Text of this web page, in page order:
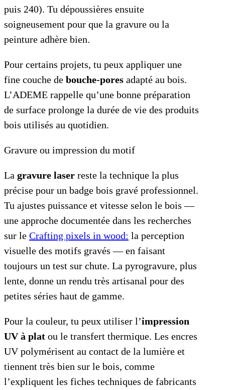
puis 240). Tu dépoussières ensuite
soigneusement pour que la gravure ou la
peinture adhère bien.
Pour certains projets, tu peux appliquer une
fine couche de bouche-pores adapté au bois.
L’ADEME rappelle qu’une bonne préparation
de surface prolonge la durée de vie des produits
bois utilisés au quotidien.
Gravure ou impression du motif
La gravure laser reste la technique la plus
précise pour un badge bois gravé professionnel.
Tu ajustes puissance et vitesse selon le bois —
une approche documentée dans les recherches
sur le Crafting pixels in wood: la perception
visuelle des motifs gravés — en faisant
toujours un test sur chute. La pyrogravure, plus
lente, donne un rendu très artisanal pour des
petites séries haut de gamme.
Pour la couleur, tu peux utiliser l’impression
UV à plat ou le transfert thermique. Les encres
UV polymérisent au contact de la lumière et
tiennent très bien sur le bois, comme
l’expliquent les fiches techniques de fabricants